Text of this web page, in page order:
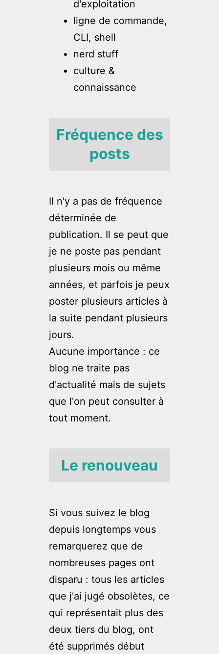
d'exploitation
ligne de commande,
CLI, shell
nerd stuff
culture &
connaissance
Fréquence des
posts
Il n'y a pas de fréquence
déterminée de
publication. Il se peut que
je ne poste pas pendant
plusieurs mois ou même
années, et parfois je peux
poster plusieurs articles à
la suite pendant plusieurs
jours.
Aucune importance : ce
blog ne traite pas
d'actualité mais de sujets
que l'on peut consulter à
tout moment.
Le renouveau
Si vous suivez le blog
depuis longtemps vous
remarquerez que de
nombreuses pages ont
disparu : tous les articles
que j'ai jugé obsolètes, ce
qui représentait plus des
deux tiers du blog, ont
été supprimés début